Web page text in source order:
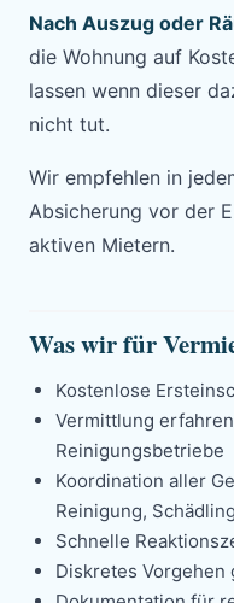
Nach Auszug oder
die Wohnung auf
lassen wenn dieser
nicht tut.
Wir empfehlen in
Absicherung vor der
aktiven Mietern.
Was wir für
Kostenlose
Vermittlung
Reinigungsbetriebe
Koordination aller
Reinigung,
Schnelle
Diskretes